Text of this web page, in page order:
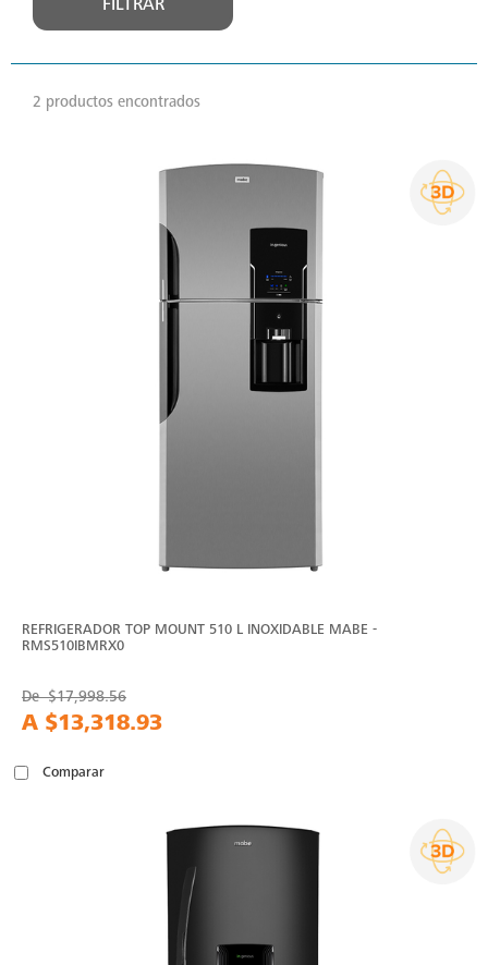
FILTRAR
2 productos encontrados
REFRIGERADOR TOP MOUNT 510 L INOXIDABLE MABE -
RMS510IBMRX0
De$17,998.56
A $13,318.93
Comparar